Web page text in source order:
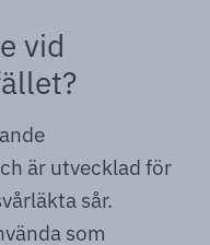
vid
är utvecklad för
sår.
som